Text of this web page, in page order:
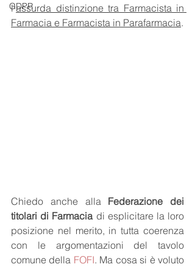
GDPR
l’assurda distinzione tra Farmacista in
Farmacia e Farmacista in Parafarmacia.
Chiedo anche alla Federazione dei
titolari di Farmacia di esplicitare la loro
posizione nel merito, in tutta coerenza
con le argomentazioni del tavolo
comune della FOFI. Ma cosa si è voluto